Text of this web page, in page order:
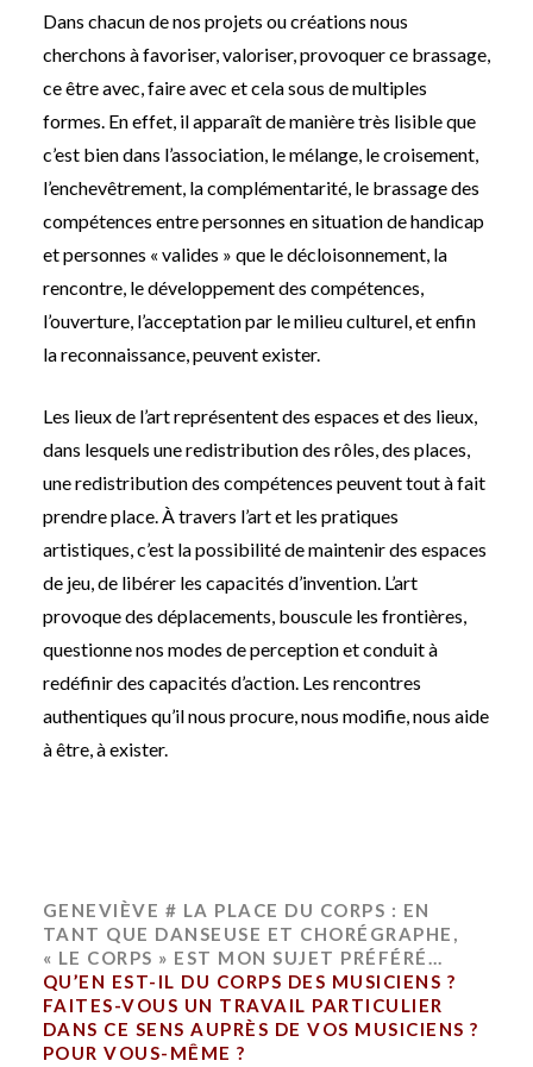
Dans chacun de nos projets ou créations nous
cherchons à favoriser, valoriser, provoquer ce brassage,
ce être avec, faire avec et cela sous de multiples
formes. En effet, il apparaît de manière très lisible que
c’est bien dans l’association, le mélange, le croisement,
l’enchevêtrement, la complémentarité, le brassage des
compétences entre personnes en situation de handicap
et personnes « valides » que le décloisonnement, la
rencontre, le développement des compétences,
l’ouverture, l’acceptation par le milieu culturel, et enfin
la reconnaissance, peuvent exister.
Les lieux de l’art représentent des espaces et des lieux,
dans lesquels une redistribution des rôles, des places,
une redistribution des compétences peuvent tout à fait
prendre place. À travers l’art et les pratiques
artistiques, c’est la possibilité de maintenir des espaces
de jeu, de libérer les capacités d’invention. L’art
provoque des déplacements, bouscule les frontières,
questionne nos modes de perception et conduit à
redéfinir des capacités d’action. Les rencontres
authentiques qu’il nous procure, nous modifie, nous aide
à être, à exister.
GENEVIÈVE # LA PLACE DU CORPS : EN
TANT QUE DANSEUSE ET CHORÉGRAPHE,
« LE CORPS » EST MON SUJET PRÉFÉRÉ…
QU’EN EST-IL DU CORPS DES MUSICIENS ?
FAITES-VOUS UN TRAVAIL PARTICULIER
DANS CE SENS AUPRÈS DE VOS MUSICIENS ?
POUR VOUS-MÊME ?